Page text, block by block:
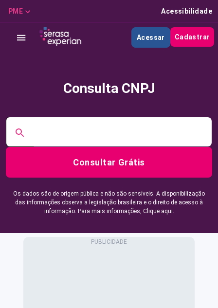
PME Acessibilidade
Acessar Cadastrar
Consulta CNPJ
Consultar Grátis
Os dados são de origem pública e não são sensíveis. A disponibilização
das informações observa a legislação brasileira e o direito de acesso à
informação. Para mais informações, Clique aqui.